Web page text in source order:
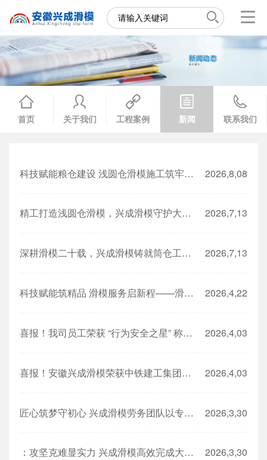
首页 关于我们 工程案例 新闻 联系我们
科技赋能粮仓建设 浅圆仓滑模施工筑牢粮食安全根基 2026,8,08
精工打造浅圆仓滑模，兴成滑模守护大国粮仓 2026,7,13
深耕滑模二十载，兴成滑模铸就筒仓工程品质标杆 2026,7,13
科技赋能筑精品 滑模服务启新程——滑模技术服务多点落地，推动工程建设提质增效 2026,4,22
喜报！我司员工荣获 “行为安全之星” 称号，安全管理再获认可 2026,4,03
喜报！安徽兴成滑模荣获中铁建工集团第四公司“2025年度优秀分包单位”称号 2026,4,03
匠心筑梦守初心 兴成滑模劳务团队以专业赋能工程品质提升 2026,3,30
：攻坚克难显实力 兴成滑模高效完成大型筒仓滑模劳务施工任务 2026,3,30